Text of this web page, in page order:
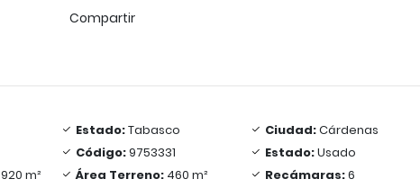
Compartir
Estado:Tabasco Ciudad:Cárdenas
Código:9753331 Estado:Usado
920 m² Área Terreno: 460 m² Recámaras:6